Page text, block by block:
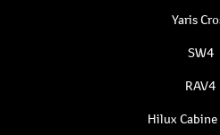
Yaris
SW4
RAV4
Hilux